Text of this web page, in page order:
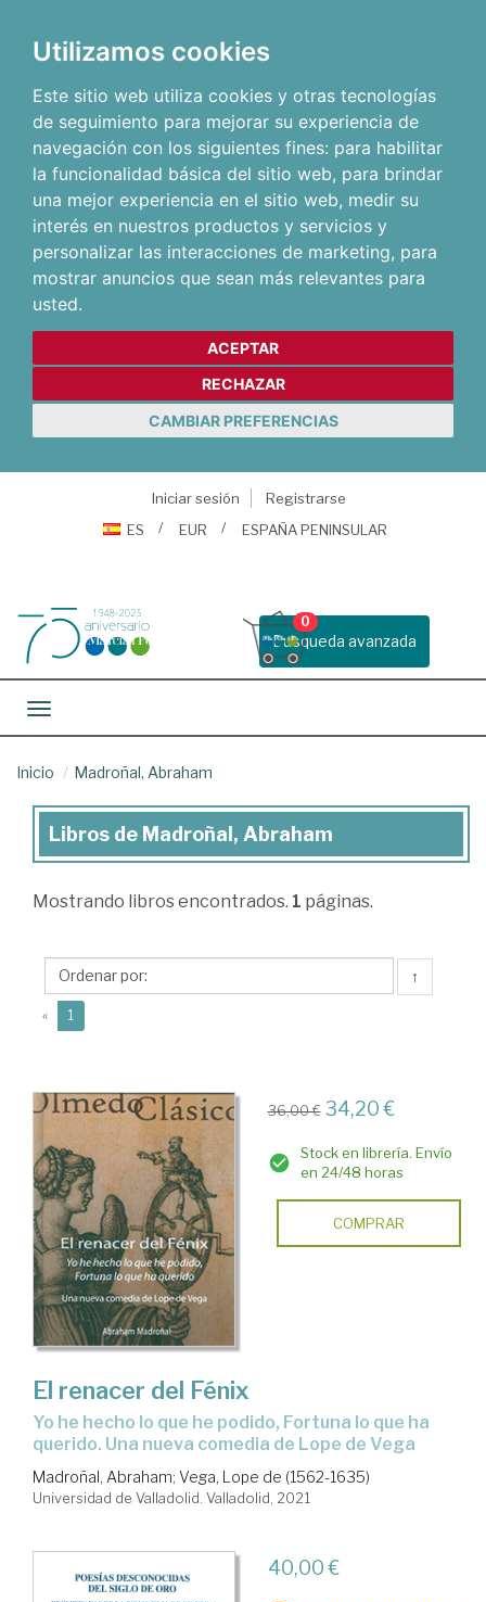
Utilizamos cookies
Este sitio web utiliza cookies y otras tecnologías
de seguimiento para mejorar su experiencia de
navegación con los siguientes fines: para habilitar
la funcionalidad básica del sitio web, para brindar
una mejor experiencia en el sitio web, medir su
interés en nuestros productos y servicios y
personalizar las interacciones de marketing, para
mostrar anuncios que sean más relevantes para
usted.
ACEPTAR
RECHAZAR
CAMBIAR PREFERENCIAS
Iniciar sesión
Registrarse
ES
EUR ESPAÑA PENINSULAR
Busqueda avanzada
0
Toggle navigation
Inicio Madroñal, Abraham
Libros
Madroñal,
Libros de Madroñal, Abraham
Mostrando libros encontrados. 1 páginas.
↑
« 1
36,00 € 34,20 €
Stock en librería. Envío
en 24/48 horas
COMPRAR
El renacer del Fénix
yo he hecho lo que he podido, Fortuna lo que ha
querido. Una nueva comedia de Lope de Vega
Madroñal, Abraham; Vega, Lope de (1562-1635)
Universidad de Valladolid. Valladolid, 2021
40,00 €